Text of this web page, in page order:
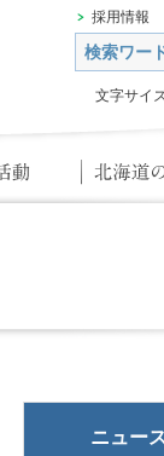
文字サイ
採用情報
ニュー